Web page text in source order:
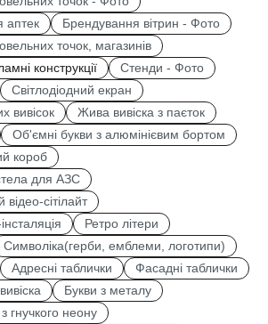
аптек
Брендування вітрин - Фото
точок, магазинів
конструкції
Стенди - Фото
Світлодіодний екран
вивісок
Жива вивіска з паєток
Об'ємні букви з алюмінієвим бортом
короб
для АЗС
сітілайт
Ретро літери
Символіка(герби, емблеми, логотипи)
Адресні таблички
Фасадні таблички
Букви з металу
гнучкого неону